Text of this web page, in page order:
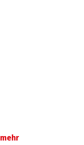
mehr